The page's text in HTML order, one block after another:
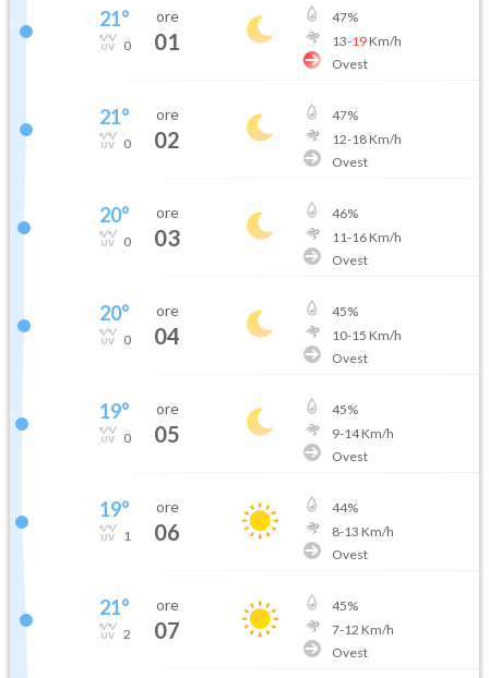
21°
0
ore
01
47%
13-19Km/h
Ovest
21°
0
ore
02
47%
12-18Km/h
Ovest
20°
0
ore
03
46%
11-16Km/h
Ovest
20°
0
ore
04
45%
10-15 Km/h
Ovest
19°
0
ore
05
45%
9-14Km/h
Ovest
19°
1
ore
06
44%
8-13 Km/h
Ovest
21°
2
ore
07
45%
7-12 Km/h
Ovest